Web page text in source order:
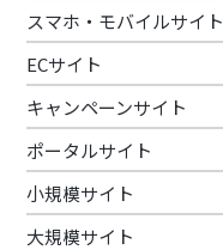
スマホ・モバイルサイト
ECサイト
キャンペーンサイト
ポータルサイト
小規模サイト
大規模サイト